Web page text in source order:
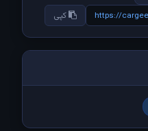
https:// کپی